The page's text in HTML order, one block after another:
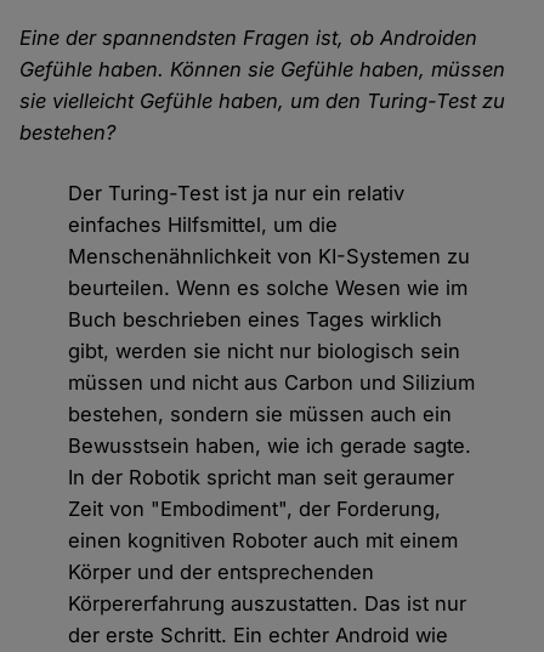
Eine der spannendsten Fragen ist, ob Androiden
Gefühle haben. Können sie Gefühle haben, müssen
sie vielleicht Gefühle haben, um den Turing-Test zu
bestehen?
Der Turing-Test ist ja nur ein relativ
einfaches Hilfsmittel, um die
Menschenähnlichkeit von KI-Systemen zu
beurteilen. Wenn es solche Wesen wie im
Buch beschrieben eines Tages wirklich
gibt, werden sie nicht nur biologisch sein
müssen und nicht aus Carbon und Silizium
bestehen, sondern sie müssen auch ein
Bewusstsein haben, wie ich gerade sagte.
In der Robotik spricht man seit geraumer
Zeit von "Embodiment", der Forderung,
einen kognitiven Roboter auch mit einem
Körper und der entsprechenden
Körpererfahrung auszustatten. Das ist nur
der erste Schritt. Ein echter Android wie